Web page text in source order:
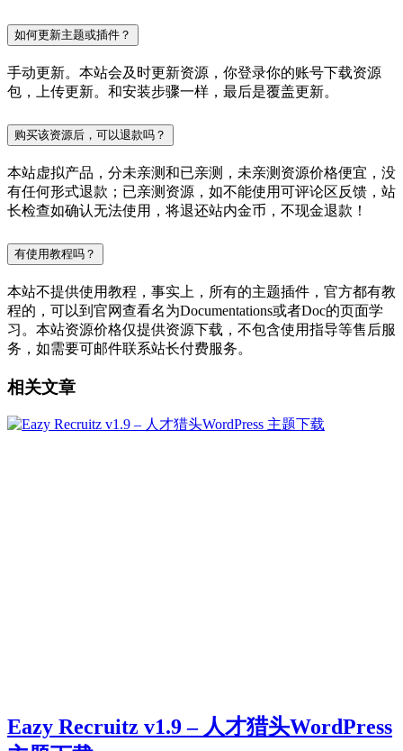
如何更新主题或插件？
手动更新。本站会及时更新资源，你登录你的账号下载资源
包，上传更新。和安装步骤一样，最后是覆盖更新。
购买该资源后，可以退款吗？
本站虚拟产品，分未亲测和已亲测，未亲测资源价格便宜，没
有任何形式退款；已亲测资源，如不能使用可评论区反馈，站
长检查如确认无法使用，将退还站内金币，不现金退款！
有使用教程吗？
本站不提供使用教程，事实上，所有的主题插件，官方都有教
程的，可以到官网查看名为Documentations或者Doc的页面学
习。本站资源价格仅提供资源下载，不包含使用指导等售后服
务，如需要可邮件联系站长付费服务。
相关文章
Eazy Recruitz v1.9 – 人才猎头WordPress